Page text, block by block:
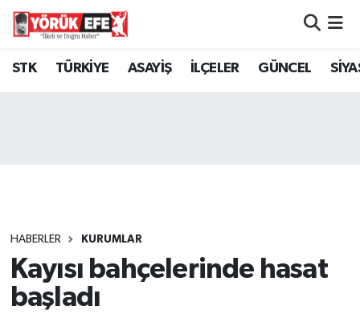
STK TÜRKİYE ASAYİŞ İLÇELER GÜNCEL
HABERLER KURUMLAR
Kayısı bahçelerinde hasat
başladı
Aydın Nöbetçi Eczaneler
Tüm Manşetler
Son Dakika Haberleri